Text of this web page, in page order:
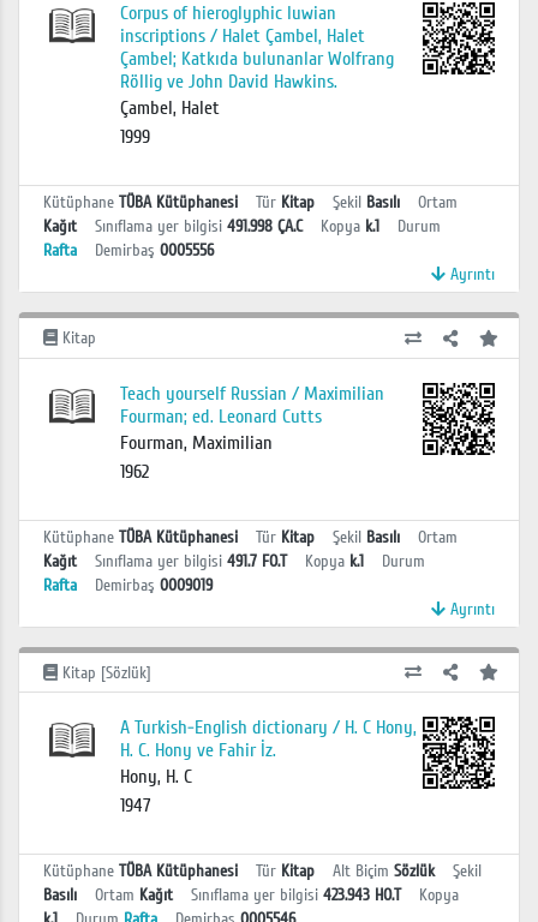
Corpus of hieroglyphic luwian
inscriptions / Halet Çambel, Halet
Çambel; Katkıda bulunanlar Wolfrang
Röllig ve John David Hawkins.
Çambel, Halet
1999
Kütüphane TÜBA Kütüphanesi Tür Kitap Şekil Basılı
Ortam
Kağıt
Sınıflama yer bilgisi 491.998 ÇA.C Kopya k.1
Durum
Rafta
Demirbaş 0005556
Ayrıntı
Kitap
Teach yourself Russian / Maximilian
Fourman; ed. Leonard Cutts
Fourman, Maximilian
1962
Kütüphane TÜBA Kütüphanesi Tür Kitap Şekil Basılı
Ortam
Kağıt
Sınıflama yer bilgisi 491.7 FO.T Kopya k.1
Durum
Rafta
Demirbaş 0009019
Ayrıntı
Kitap [Sözlük]
A Turkish-English dictionary / H. C Hony,
H. C. Hony ve Fahir İz.
Hony, H. C
1947
Kütüphane TÜBA Kütüphanesi Tür Kitap Alt Biçim Sözlük
Şekil
Basılı
Ortam Kağıt Sınıflama yer bilgisi 423.943 HO.T
Kopya